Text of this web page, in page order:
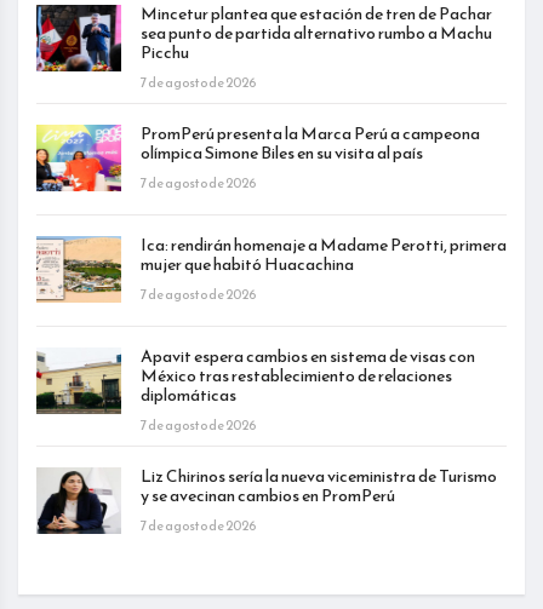
Mincetur plantea que estación de tren de Pachar
sea punto de partida alternativo rumbo a Machu
Picchu
7 de agosto de 2026
PromPerú presenta la Marca Perú a campeona
olímpica Simone Biles en su visita al país
7 de agosto de 2026
Ica: rendirán homenaje a Madame Perotti, primera
mujer que habitó Huacachina
7 de agosto de 2026
Apavit espera cambios en sistema de visas con
México tras restablecimiento de relaciones
diplomáticas
7 de agosto de 2026
Liz Chirinos sería la nueva viceministra de Turismo
y se avecinan cambios en PromPerú
7 de agosto de 2026